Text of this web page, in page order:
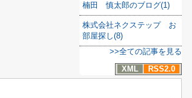
楠田 慎太郎のブログ(1)
株式会社ネクステップ お
部屋探し(8)
>>全ての記事を見る
XML
RSS2.0